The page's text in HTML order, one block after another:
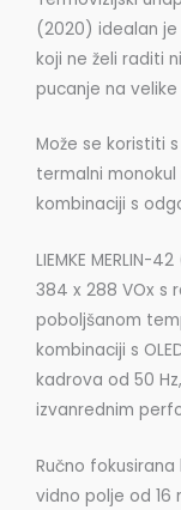
(2020) idealan
koji ne želi raditi
pucanje na
Može se koristiti
termalni
kombinaciji s
LIEMKE
384 x 288 VOx s
poboljšanom
kombinaciji s
kadrova od 50
izvanrednim
Ručno
vidno polje od 16